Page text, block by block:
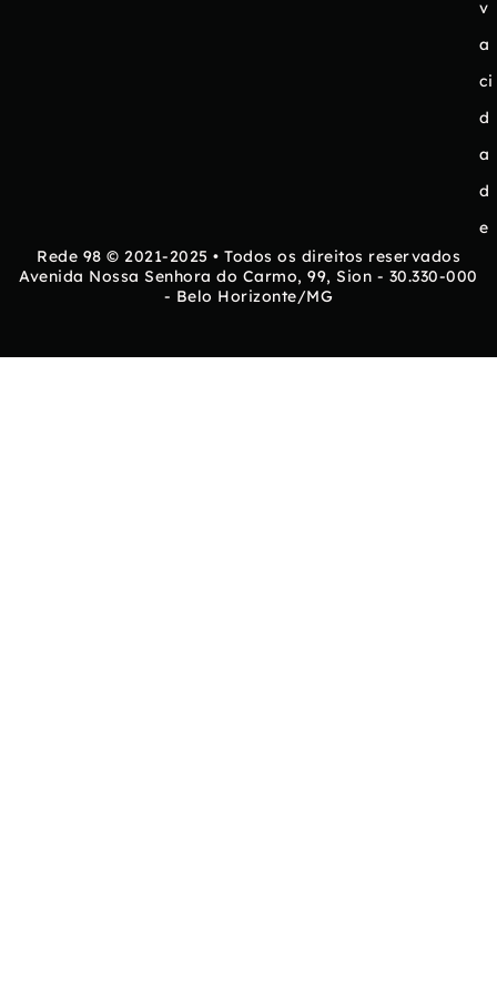
v
a
ci
d
a
d
e
Rede 98 © 2021-2025 • Todos os direitos reservados
Avenida Nossa Senhora do Carmo, 99, Sion - 30.330-000
- Belo Horizonte/MG